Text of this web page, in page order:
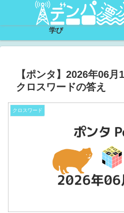
サイトについて
学び
【ポンタ】2026年06
クロスワードの答え
クロスワード